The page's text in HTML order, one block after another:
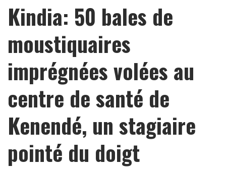
Kindia: 50 bales de
moustiquaires
imprégnées volées au
centre de santé de
Kenendé, un stagiaire
pointé du doigt